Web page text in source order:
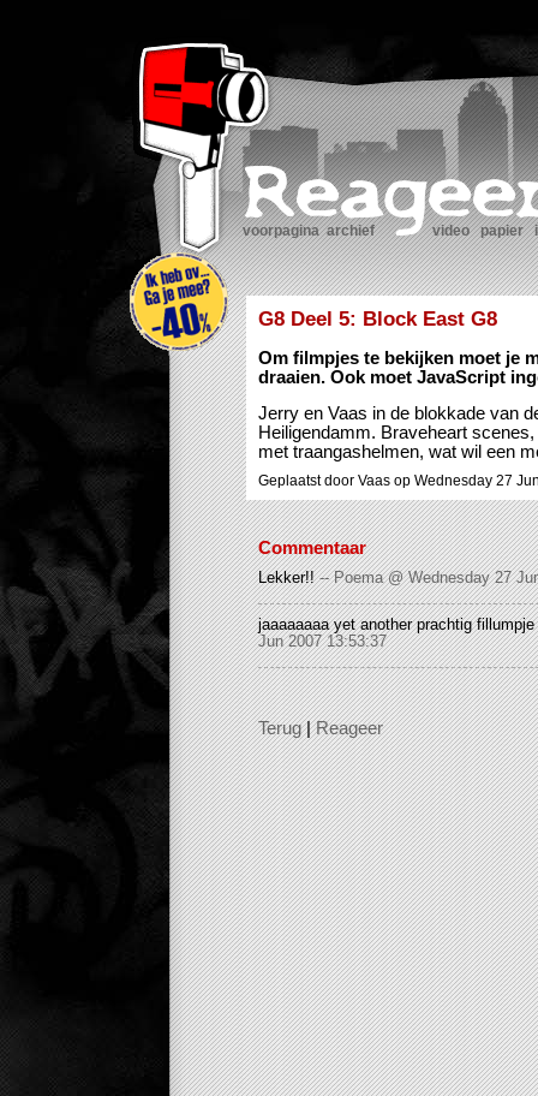
voorpagina archief video papier
G8 Deel 5: Block East G8
Om filmpjes te bekijken moet je
draaien. Ook moet JavaScript
Jerry en Vaas in de blokkade van
Heiligendamm. Braveheart
met traangashelmen, wat wil een
Geplaatst door Vaas op Wednesday 27
Commentaar
Lekker!!-- Poema @ Wednesday 27
jaaaaaaaa yet another prachtig
Jun 2007 13:53:37
Terug|Reageer